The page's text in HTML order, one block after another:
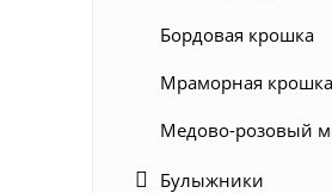
Бордовая крошка
Мраморная
Медово-розовый
Булыжники